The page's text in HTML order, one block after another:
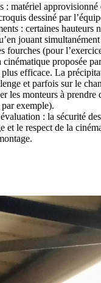
: matériel
dessiné par
: certaines hauteurs
jouant
fourches (pour
proposée
plus efficace. La
et parfois sur le
les monteurs à prendre
exemple).
: la sécurité
et le respect de la